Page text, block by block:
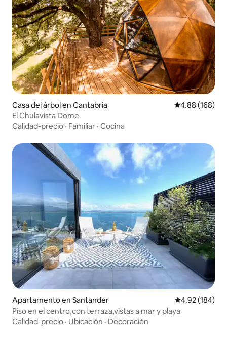
Casa del árbol en Cantabria Calificación
4.88 (168)
El Chulavista Dome
Calidad-precio · Familiar · Cocina
Apartamento en Santander Calificación
4.92 (184)
Piso en el centro,con terraza,vistas a mar y playa
Calidad-precio · Ubicación · Decoración